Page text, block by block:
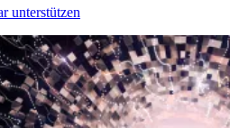
unterstützen